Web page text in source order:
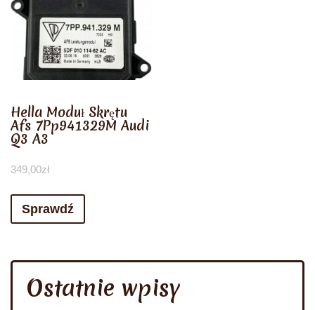
Hella Moduł Skrętu
Afs 7Pp941329M Audi
Q3 A3
349,00zł
Sprawdź
Ostatnie wpisy